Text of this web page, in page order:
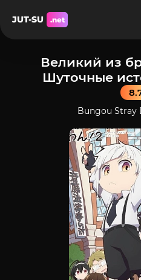
JUT-SU .net
Великий из
Шуточные
Bungou Stray